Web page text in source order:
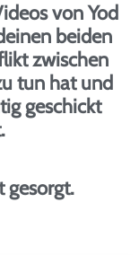
von Yod
beiden
zwischen
tun hat und
geschickt
gesorgt.